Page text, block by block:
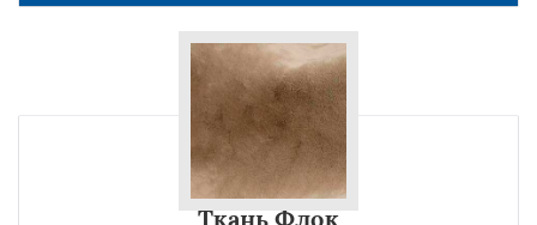
Ткань Флок